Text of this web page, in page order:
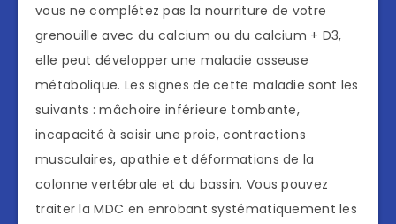
vous ne complétez pas la nourriture de votre
grenouille avec du calcium ou du calcium + D3,
elle peut développer une maladie osseuse
métabolique. Les signes de cette maladie sont les
suivants : mâchoire inférieure tombante,
incapacité à saisir une proie, contractions
musculaires, apathie et déformations de la
colonne vertébrale et du bassin. Vous pouvez
traiter la MDC en enrobant systématiquement les